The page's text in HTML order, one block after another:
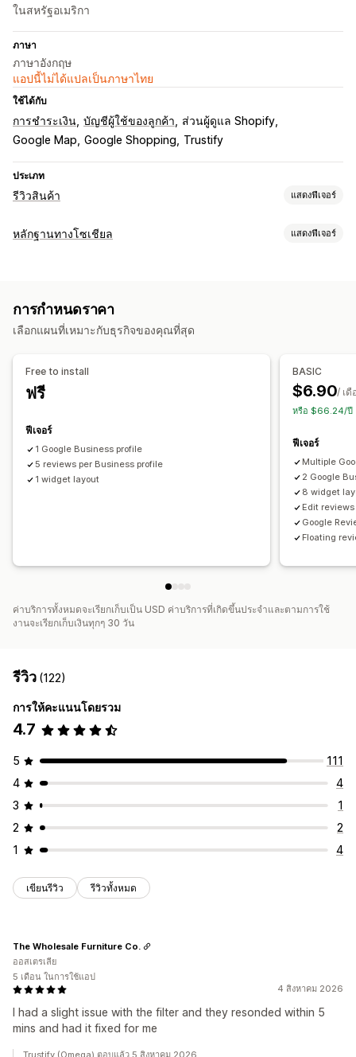
ในสหรัฐอเมริกา
ภาษา
ภาษาอังกฤษ
แอปนี้ไม่ได้แปลเป็นภาษาไทย
ใช้ได้กับ
การชำระเงิน บัญชีผู้ใช้ของลูกค้า
ส่วนผู้ดูแล Shopify
Google Map Google Shopping Trustify
ประเภท
รีวิวสินค้า แสดงฟีเจอร์
ตัวเลือกการแสดงผล
แบบฟอร์ม ตรวจสอบการย้าย
หลักฐานทางโซเชียล แสดงฟีเจอร์
ตัวเลือกการแสดงผล
จำนวนรีวิว เลย์เอาต์ที่กำหนดเอง
การกำหนดราคา
เลือกแผนที่เหมาะกับธุรกิจของคุณที่สุด
Free to install
ฟรี
ฟีเจอร์
1 Google Business profile
5 reviews per Business profile
1 widget layout
BASIC
$6.90/ เดื
หรือ $66.24/ปี
ฟีเจอร์
Multiple
2 Google
8 widget
Edit reviews
Google
Floating
ค่าบริการทั้งหมดจะเรียกเก็บเป็น USD ค่าบริการที่เกิดขึ้นประจำและตามการใช้
งานจะเรียกเก็บเงินทุกๆ 30 วัน
รีวิว (122)
การให้คะแนนโดยรวม
4.7
5
111
4
4
3
1
2
2
1
4
เขียนรีวิว รีวิวทั้งหมด
4 สิงหาคม 2026
I had a slight issue with the filter and they resonded within 5
mins and had it fixed for me
The Wholesale Furniture Co.
ออสเตรเลีย
5 เดือน ในการใช้แอป